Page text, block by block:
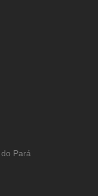
Pará